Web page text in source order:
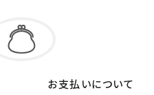
お支払いについて